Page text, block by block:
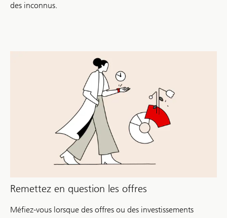
des inconnus.
Remettez en question les offres
Méfiez-vous lorsque des offres ou des investissements